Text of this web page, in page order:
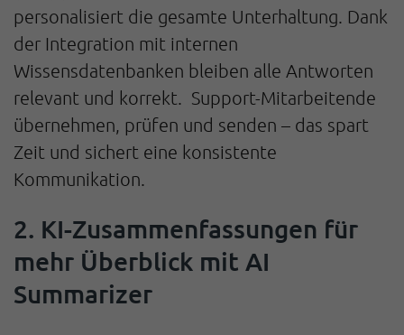
personalisiert die gesamte Unterhaltung. Dank
der Integration mit internen
Wissensdatenbanken bleiben alle Antworten
relevant und korrekt. Support-Mitarbeitende
übernehmen, prüfen und senden – das spart
Zeit und sichert eine konsistente
Kommunikation.
2. KI-Zusammenfassungen für
mehr Überblick mit AI
Summarizer